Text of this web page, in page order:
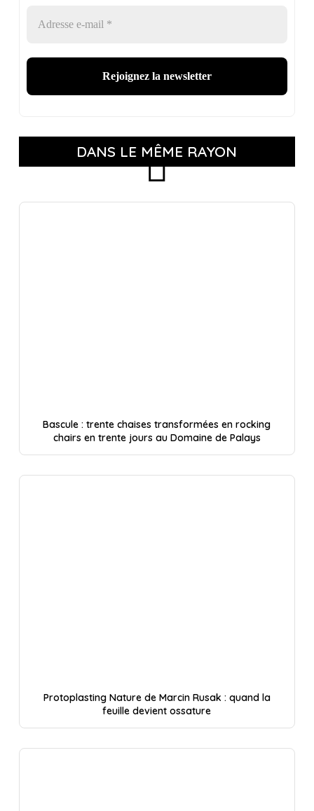
DANS LE MÊME RAYON
Bascule : trente chaises transformées en rocking
chairs en trente jours au Domaine de Palays
Protoplasting Nature de Marcin Rusak : quand la
feuille devient ossature